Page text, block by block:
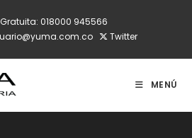
018000 945566
Twitter
MENÚ